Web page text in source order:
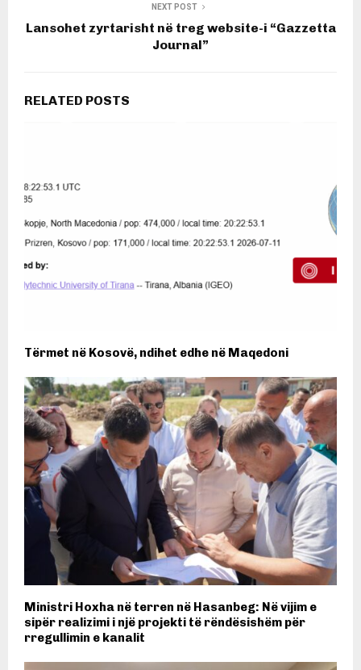
NEXT POST
Lansohet zyrtarisht në treg website-i “Gazzetta
Journal”
RELATED POSTS
Tërmet në Kosovë, ndihet edhe në Maqedoni
Ministri Hoxha në terren në Hasanbeg: Në vijim e
sipër realizimi i një projekti të rëndësishëm për
rregullimin e kanalit